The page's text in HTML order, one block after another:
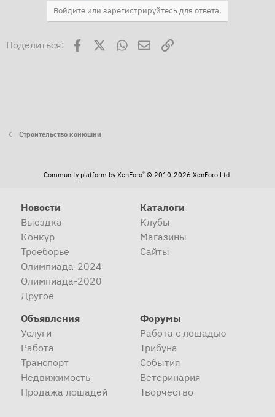
Войдите или зарегистрируйтесь для ответа.
Поделиться: Facebook WhatsAppЭлектронная почта
Ссылка
Строительство конюшни
Community platform by XenForo® © 2010-2026 XenForo Ltd.
Новости
Выездка
Конкур
Троеборье
Олимпиада-2024
Олимпиада-2020
Другое
Каталоги
Клубы
Магазины
Сайты
Объявления
Услуги
Работа
Транспорт
Недвижимость
Продажа лошадей
Форумы
Работа с лошадью
Трибуна
События
Ветеринария
Творчество